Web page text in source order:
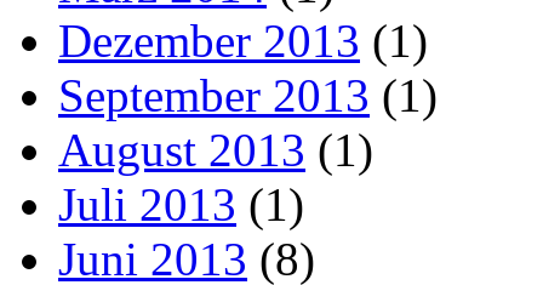
Dezember 2013 (1)
September 2013 (1)
August 2013 (1)
Juli 2013 (1)
Juni 2013 (8)